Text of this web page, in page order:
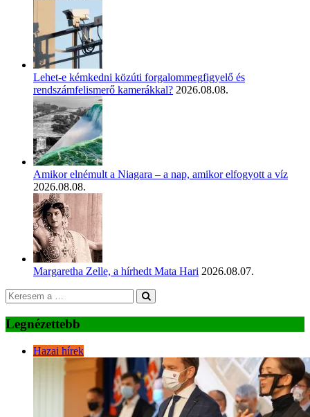
Lehet-e kémkedni közúti forgalommegfigyelő és
rendszámfelismerő kamerákkal? 2026.08.08.
Amikor elnémult a Niagara – a nap, amikor elfogyott a víz
2026.08.08.
Margaretha Zelle, a hírhedt Mata Hari 2026.08.07.
Legnézettebb
Hazai hírek